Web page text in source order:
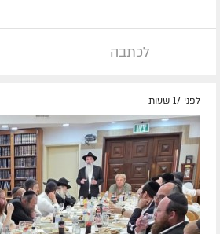
לכתבה
לפני 17 שעות